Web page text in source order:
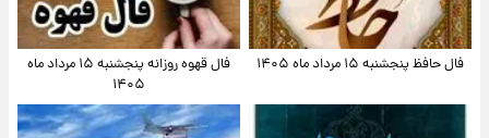
فال حافظ پنجشنبه ۱۵ مرداد ماه ۱۴۰۵
فال قهوه روزانه پنجشنبه ۱۵ مرداد ماه
۱۴۰۵